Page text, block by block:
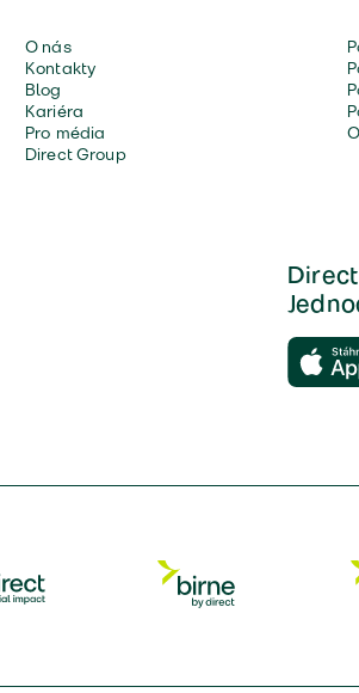
O nás
Kontakty
Blog
Kariéra
Pro média
Direct Group